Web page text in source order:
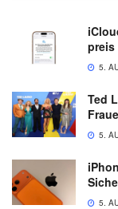
preis
5.
Ted
5.
5.